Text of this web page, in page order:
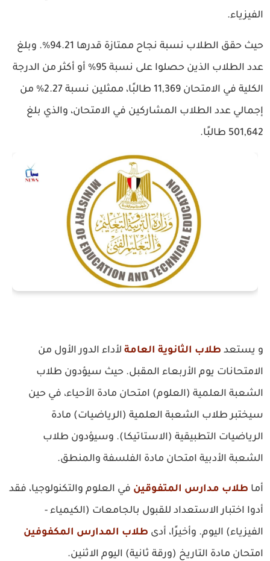
الفيزياء.
حيث حقق الطلاب نسبة نجاح ممتازة قدرها 94.21%. وبلغ
عدد الطلاب الذين حصلوا على نسبة 95% أو أكثر من الدرجة
الكلية في الامتحان 11,369 طالبًا، ممثلين نسبة 2.27% من
إجمالي عدد الطلاب المشاركين في الامتحان، والذي بلغ
501,642 طالبًا.
و يستعد طلاب الثانوية العامةلأداء الدور الأول من
الامتحانات يوم الأربعاء المقبل. حيث سيؤدون طلاب
الشعبة العلمية (العلوم) امتحان مادة الأحياء، في حين
سيختبر طلاب الشعبة العلمية (الرياضيات) مادة
الرياضيات التطبيقية (الاستاتيكا). وسيؤدون طلاب
الشعبة الأدبية امتحان مادة الفلسفة والمنطق.
أما طلاب مدارس المتفوقين في العلوم والتكنولوجيا، فقد
أدوا اختبار الاستعداد للقبول بالجامعات (الكيمياء -
الفيزياء) اليوم. وأخيرًا، أدى طلاب المدارس المكفوفين
امتحان مادة التاريخ (ورقة ثانية) اليوم الاثنين.